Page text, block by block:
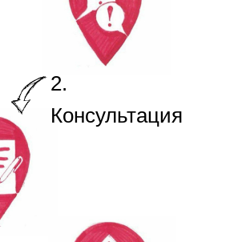
2.
Консультация